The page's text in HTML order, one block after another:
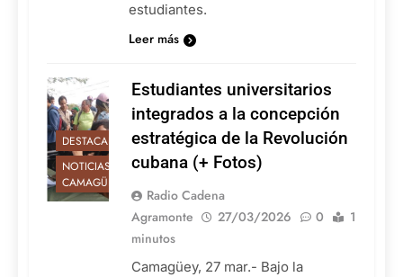
estudiantes.
Leer más
DESTACADAS
NOTICIAS DE
CAMAGÜEY
Estudiantes universitarios
integrados a la concepción
estratégica de la Revolución
cubana (+ Fotos)
Radio Cadena
Agramonte
27/03/2026 0
1
minutos
Camagüey, 27 mar.- Bajo la